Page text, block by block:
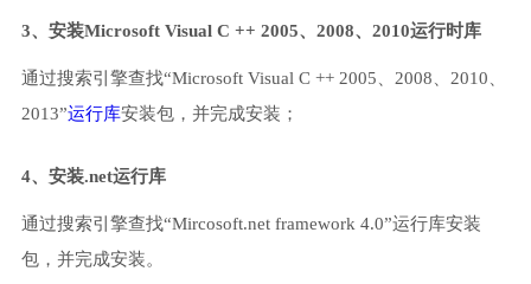
3、安装Microsoft Visual C ++ 2005、2008、2010运行时库
通过搜索引擎查找“Microsoft Visual C ++ 2005、2008、2010、
2013”运行库安装包，并完成安装；
4、安装.net运行库
通过搜索引擎查找“Mircosoft.net framework 4.0”运行库安装
包，并完成安装。